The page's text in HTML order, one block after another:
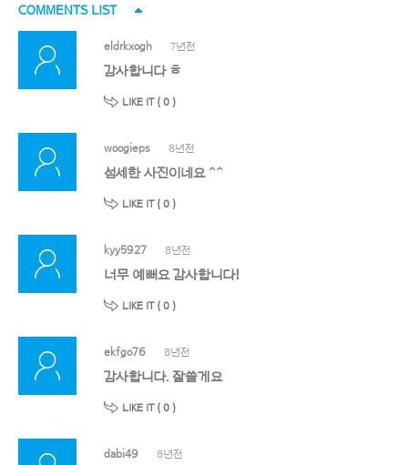
COMMENTS LIST
eldrkxogh 7년전
감사합니다 ㅎ
LIKE IT ( 0 )
woogieps 8년전
섬세한 사진이네요 ^^
LIKE IT ( 0 )
kyy5927 8년전
너무 예뻐요 감사합니다!
LIKE IT ( 0 )
ekfgo76 8년전
감사합니다. 잘쓸게요
LIKE IT ( 0 )
dabi49 8년전